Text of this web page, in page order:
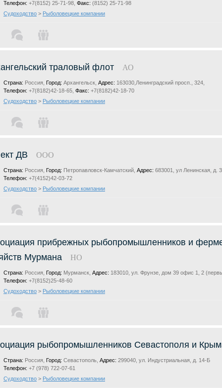
Телефон: +7(8152) 25-71-98, Факс: (8152) 25-71-98
Судоходство > Рыболовецкие компании
траловый флот АО
Страна: Россия, Город: Архангельск, Адрес: 163030,Ленинградский просп., 324,
Телефон: +7(8182)42-18-65, Факс: +7(8182)42-18-70
Судоходство > Рыболовецкие компании
ДВ ООО
Страна: Россия, Город: Петропавловск-Камчатский, Адрес: 683001, ул Ленинская, д.
Телефон: +7(4152)42-03-72
Судоходство > Рыболовецкие компании
прибрежных рыбопромышленников и
Мурмана
НО
Страна: Россия, Город: Мурманск, Адрес: 183010, ул. Фрунзе, дом 39 офис 1, 2
Телефон: +7(8152)25-48-60
Судоходство > Рыболовецкие компании
рыбопромышленников Севастополя и
Страна: Россия, Город: Севастополь, Адрес: 299040, ул. Индустриальная, д. 14-Б
Телефон: +7 (978) 722-07-61
Судоходство > Рыболовецкие компании